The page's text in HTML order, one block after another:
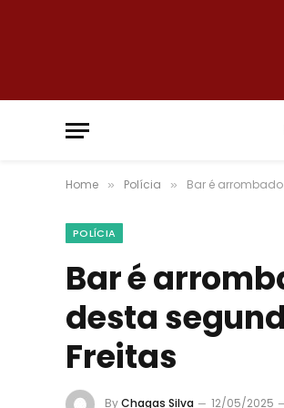
Home » Polícia » Bar é
POLÍCIA
Bar é
desta
Freitas
ByChagas Silva 12/05/2025